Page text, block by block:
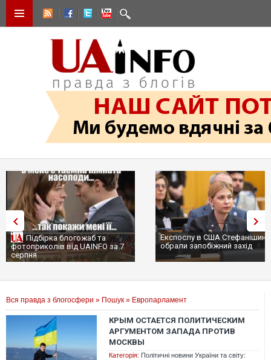
Підбірка блогожаб та
фотоприколів від UAINFO за 7
серпня
Експослу в США
обрали запобіжний захід
Вся правда з блогосфери » Пошук » Европарламент
КРЫМ ОСТАЕТСЯ ПОЛИТИЧЕСКИМ
АРГУМЕНТОМ ЗАПАДА ПРОТИВ
МОСКВЫ
Категорія: Політичні новини України та світу: